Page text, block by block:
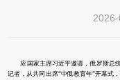
应国家主席习近平邀请，俄罗斯总统
记者，从共同出席“中俄教育年”开幕式